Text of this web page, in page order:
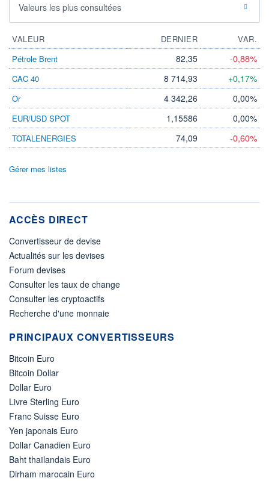
Valeurs les plus consultées
VALEUR DERNIER
VAR.
Pétrole Brent
82,35 -0,88%
CAC 40 8 714,93 +0,17%
Or 4 342,26 0,00%
EUR/USD SPOT 1,15586 0,00%
TOTALENERGIES 74,09 -0,60%
Gérer mes listes
ACCÈS DIRECT
Convertisseur de devise
Actualités sur les devises
Forum devises
Consulter les taux de change
Consulter les cryptoactifs
Recherche d'une monnaie
PRINCIPAUX CONVERTISSEURS
Bitcoin Euro
Bitcoin Dollar
Dollar Euro
Livre Sterling Euro
Franc Suisse Euro
Yen japonais Euro
Dollar Canadien Euro
Baht thaïlandais Euro
Dirham marocain Euro